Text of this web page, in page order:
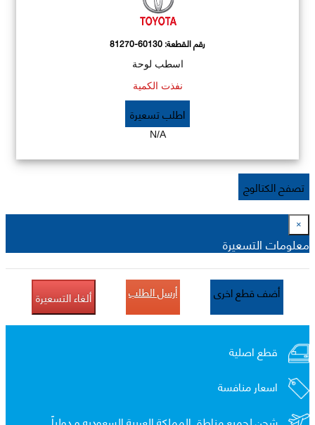
رقم القطعة:81270-60130
اسطب لوحة
نفذت الكمية
اطلب تسعيرة
N/A
تصفح الكتالوج
×
معلومات التسعيرة
أضف قطع اخرى أرسل الطلب ألغاء التسعيرة
قطع اصلية
اسعار منافسة